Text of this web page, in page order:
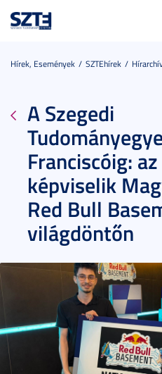
Hírek, Események SZTEhírek
A Szegedi
Franciscóig:
képviselik
Red Bull
világdöntőn